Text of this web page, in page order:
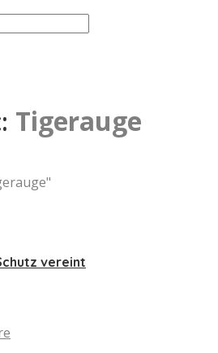
Tigerauge
vereint